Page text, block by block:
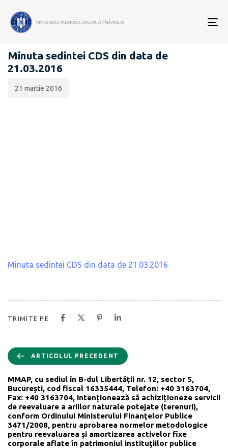
COMISIA DE DIALOG SOCIAL
Minuta sedintei CDS din data de
21.03.2016
publicării:
21 martie 2016
Minuta sedintei CDS din data de 21.03.2016
TRIMITE PE
ARTICOLUL PRECEDENT
MMAP, cu sediul în B-dul Libertății nr. 12, sector 5,
București, cod fiscal 16335444, Telefon: +40 3163704,
Fax: +40 3163704, intenționează să achiziționeze servicii
de reevaluare a ariilor naturale potejate (terenuri),
conform Ordinului Ministerului Finanţelor Publice
3471/2008, pentru aprobarea normelor metodologice
pentru reevaluarea şi amortizarea activelor fixe
corporale aflate în patrimoniul instituţiilor publice